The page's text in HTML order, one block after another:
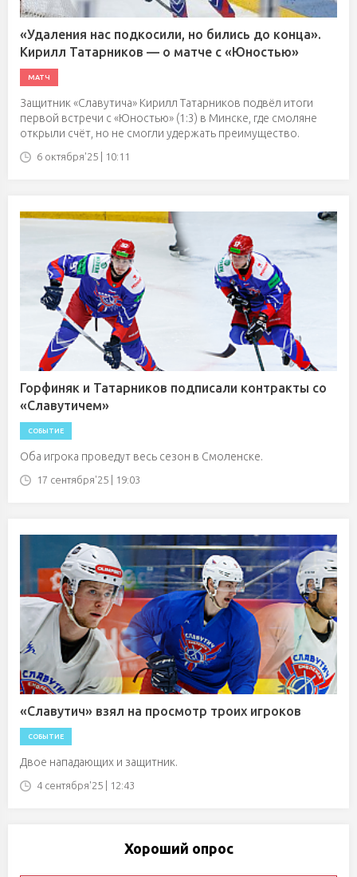
«Удаления нас подкосили, но бились до конца».
Кирилл Татарников — о матче с «Юностью»
МАТЧ
Защитник «Славутича» Кирилл Татарников подвёл итоги
первой встречи с «Юностью» (1:3) в Минске, где смоляне
открыли счёт, но не смогли удержать преимущество.
6 октября'25 | 10:11
Горфиняк и Татарников подписали контракты со
«Славутичем»
СОБЫТИЕ
Оба игрока проведут весь сезон в Смоленске.
17 сентября'25 | 19:03
«Славутич» взял на просмотр троих игроков
СОБЫТИЕ
Двое нападающих и защитник.
4 сентября'25 | 12:43
Хороший опрос